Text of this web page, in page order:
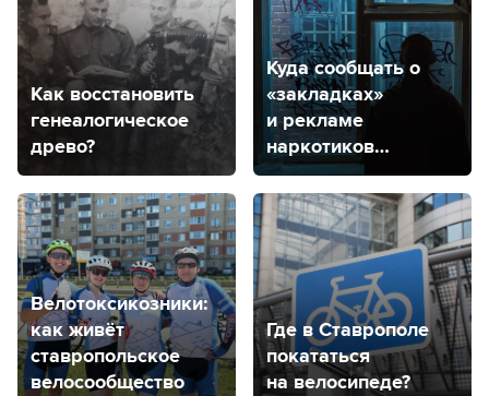
Как восстановить
генеалогическое
древо?
Куда сообщать о
«закладках»
и рекламе
наркотиков
на стенах
в Ставрополе?
Велотоксикозники:
как живёт
ставропольское
велосообщество
Где в Ставрополе
покататься
на велосипеде?